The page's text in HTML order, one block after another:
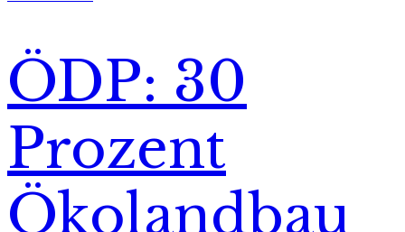
ÖDP: 30
Prozent
Ökolandbau